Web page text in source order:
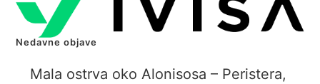
Nedavne objave
Mala ostrva oko Alonisosa – Peristera,